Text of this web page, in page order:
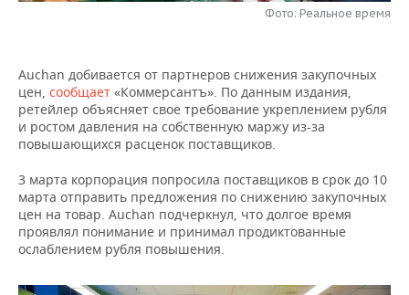
ОТКРЫТАЯ ЛЕКЦИЯ
БАСКЕТБОЛ
ВОЛЕЙБОЛ
КИБЕРСПОРТ
ФИГУРНОЕ КАТАНИЕ
ИНФРАСТРУКТУРА
ИСТОРИЯ
КУЛЬТУРА
МЕДИЦИНА
СПРАВОЧНИК
СПИСОК ПЕРСОН
СПИСОК КОМПАНИЙ
ПОЛНАЯ ВЕРСИЯ
Фото: Реальное время
Auchan добивается от партнеров снижения закупочных
цен, сообщает «Коммерсантъ». По данным издания,
ретейлер объясняет свое требование укреплением рубля
и ростом давления на собственную маржу из-за
повышающихся расценок поставщиков.
3 марта корпорация попросила поставщиков в срок до 10
марта отправить предложения по снижению закупочных
цен на товар. Auchan подчеркнул, что долгое время
проявлял понимание и принимал продиктованные
ослаблением рубля повышения.